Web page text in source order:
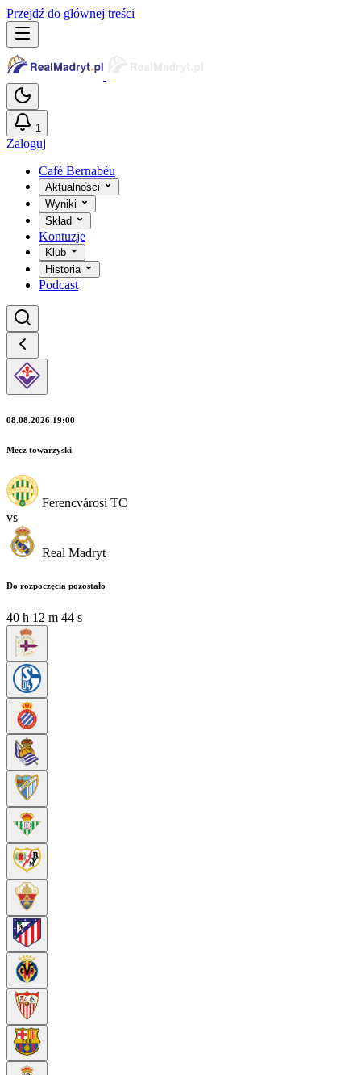
Przejdź do głównej treści
1
Zaloguj
Café Bernabéu
Aktualności
Wyniki
Skład
Kontuzje
Klub
Historia
Podcast
08.08.2026 19:00
Mecz towarzyski
Ferencvárosi TC
vs
Real Madryt
Do rozpoczęcia pozostało
40 h 12 m 42 s